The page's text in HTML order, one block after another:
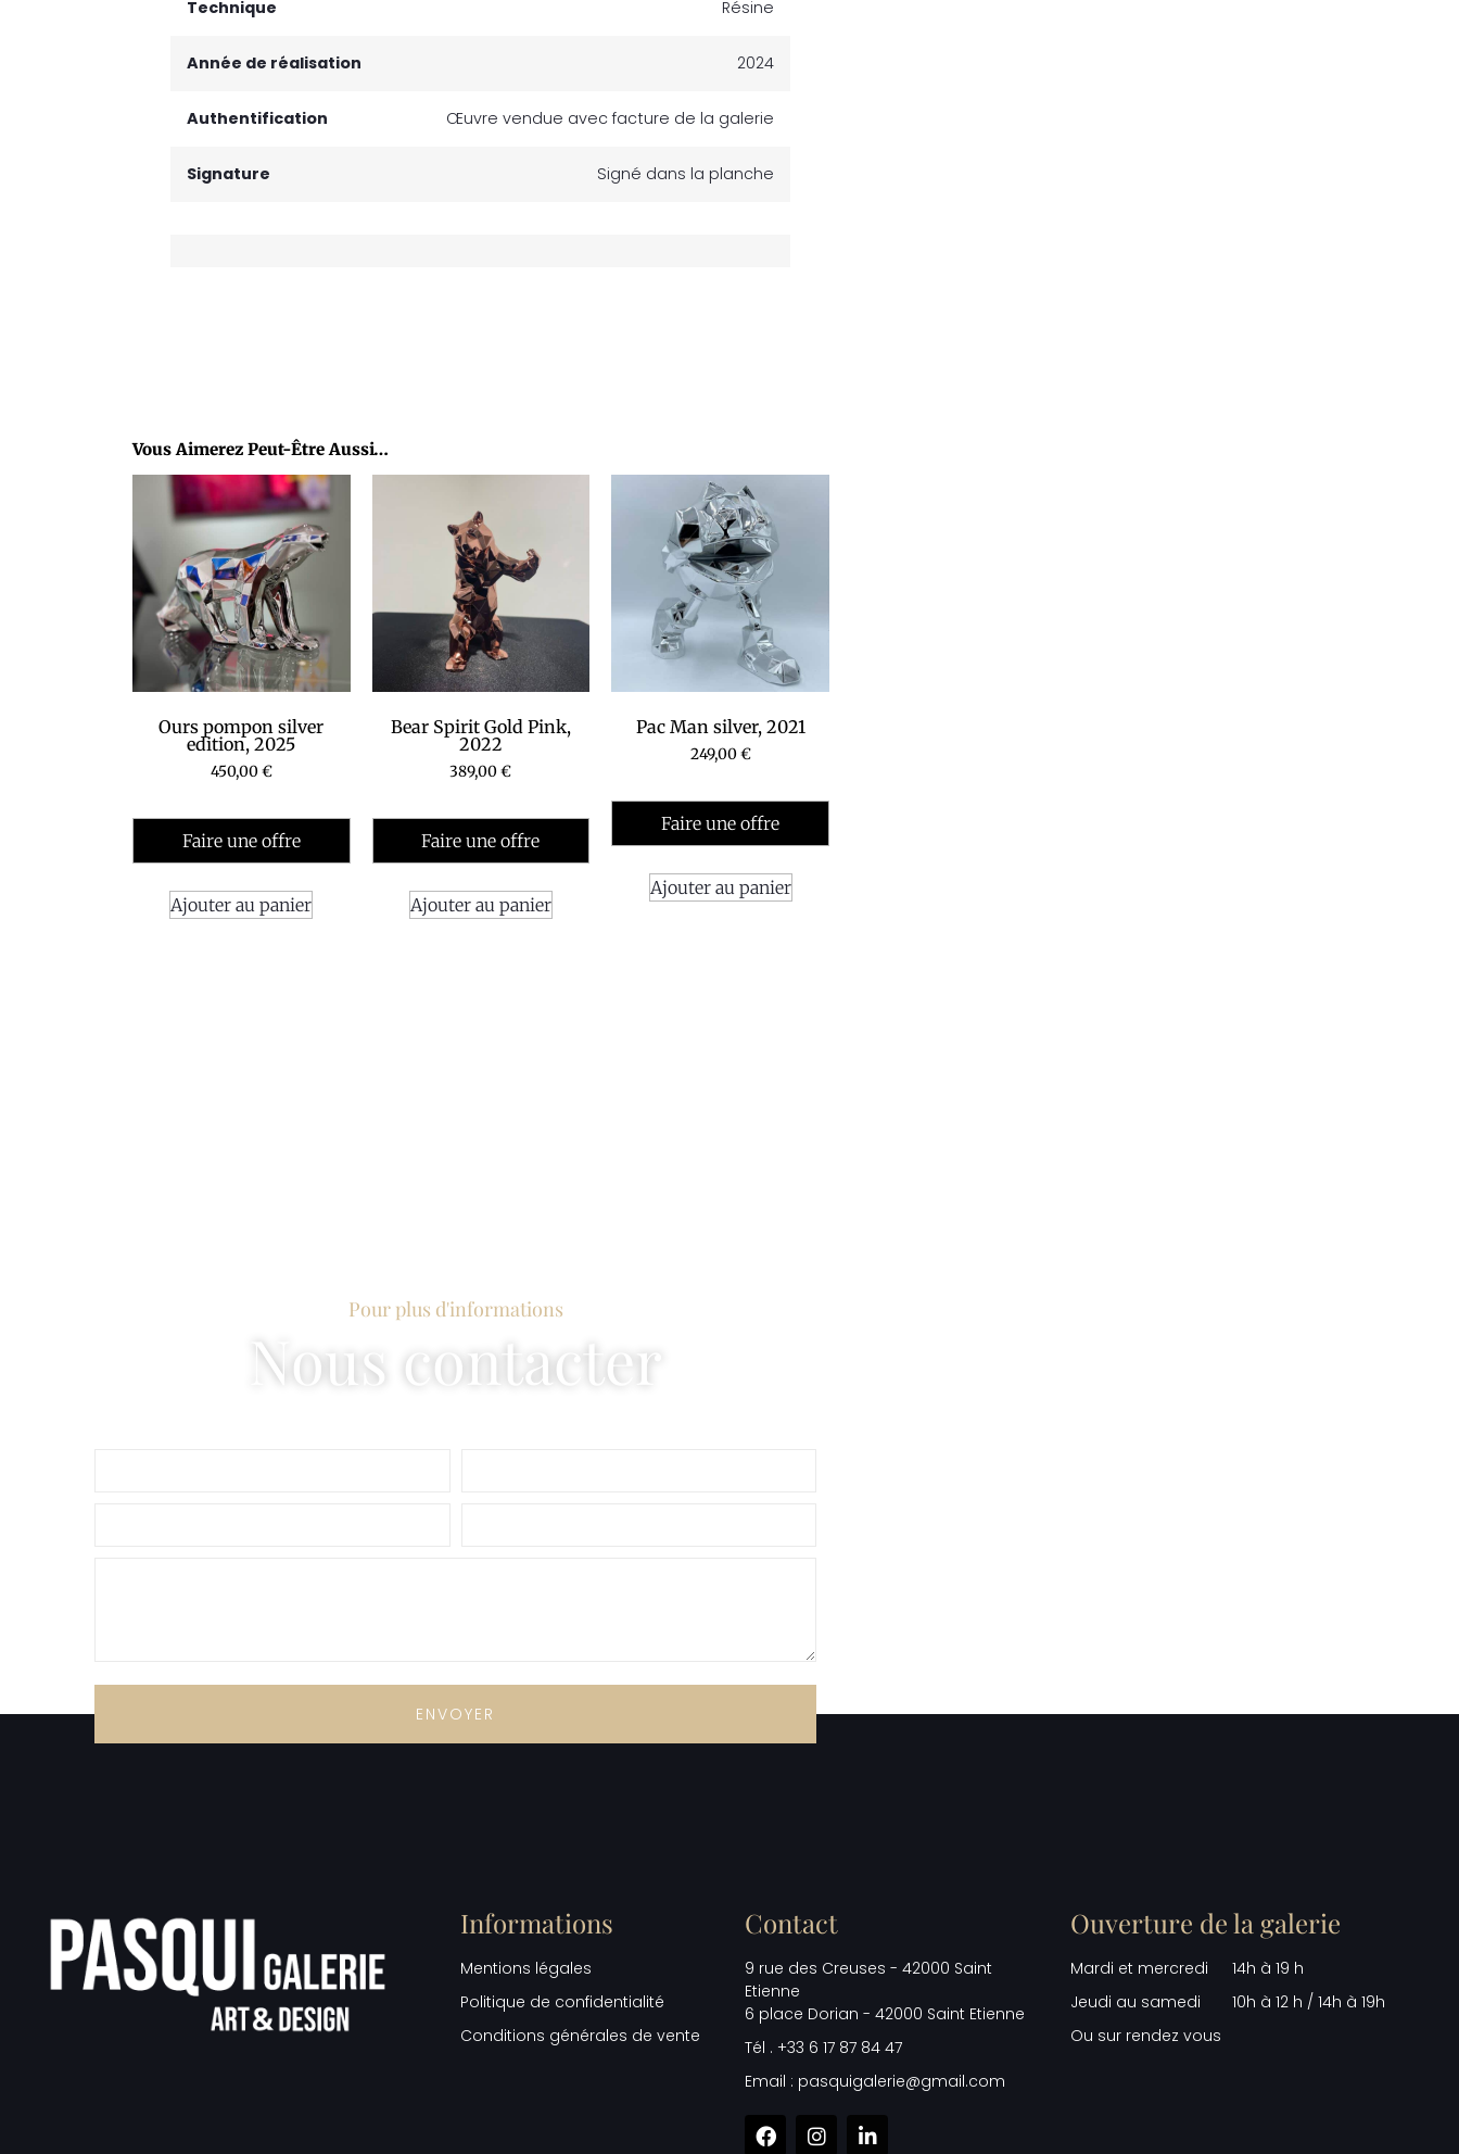
Technique Résine
Année de réalisation 2024
Authentification Œuvre vendue avec facture de la galerie
Signature Signé dans la planche
Vous Aimerez Peut-Être Aussi…
Ours pompon silver
edition, 2025
450,00€
Faire une offre
Ajouter au panier
Bear Spirit Gold Pink,
2022
389,00€
Faire une offre
Ajouter au panier
Pac Man silver, 2021
249,00€
Faire une offre
Ajouter au panier
Pour plus d'informations
Nous contacter
ENVOYER
Informations
Mentions légales
Politique de confidentialité
Conditions générales de vente
Contact
9 rue des Creuses - 42000 Saint
Etienne
6 place Dorian - 42000 Saint Etienne
Tél . +33 6 17 87 84 47
Email : pasquigalerie@gmail.com
Ouverture de la galerie
Mardi et mercredi
Jeudi au samedi
Ou sur rendez vous
14h à 19 h
10h à 12 h / 14h à 19h